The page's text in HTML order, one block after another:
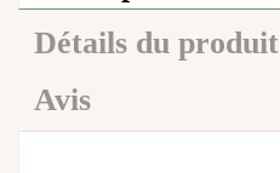
Détails du produit
Avis